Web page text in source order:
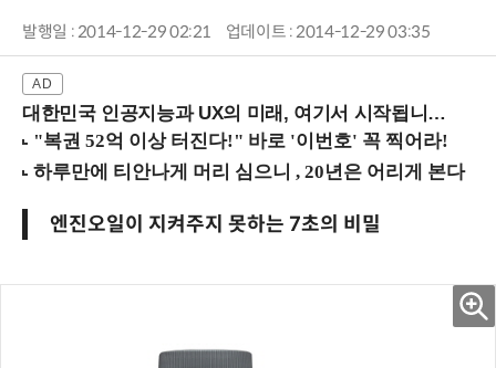
발행일 : 2014-12-29 02:21 업데이트 : 2014-12-29 03:35
대한민국 인공지능과 UX의 미래, 여기서 시작됩니다! (9/2 강남역)
엔진오일이 지켜주지 못하는 7초의 비밀